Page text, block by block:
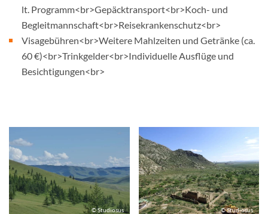
lt. Programm<br>Gepäcktransport<br>Koch- und
Begleitmannschaft<br>Reisekrankenschutz<br>
Visagebühren<br>Weitere Mahlzeiten und Getränke (ca.
60 €)<br>Trinkgelder<br>Individuelle Ausflüge und
Besichtigungen<br>
© Studiosus © Studiosus